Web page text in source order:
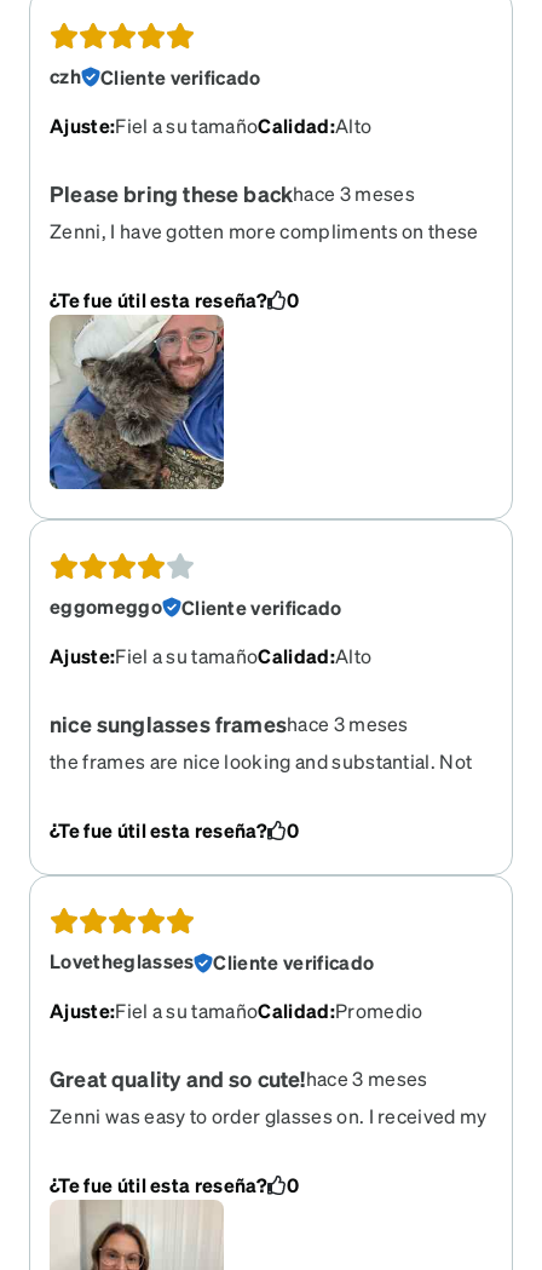
czh
Cliente verificado
Ajuste:Fiel a su tamañoCalidad:Alto
Please bring these backhace 3 meses
Zenni, I have gotten more compliments on these
these back so I can buy a backup. These might be
my identity now.
¿Te fue útil esta reseña? 0
eggomeggo
Cliente verificado
Ajuste:Fiel a su tamañoCalidad:Alto
nice sunglasses frameshace 3 meses
the frames are nice looking and substantial. Not
love them. I am frustrated with the ordering
¿Te fue útil esta reseña? 0
Lovetheglasses
Cliente verificado
Ajuste:Fiel a su tamañoCalidad:Promedio
Great quality and so cute!hace 3 meses
Zenni was easy to order glasses on. I received my
Definitely will order from them again!
¿Te fue útil esta reseña? 0